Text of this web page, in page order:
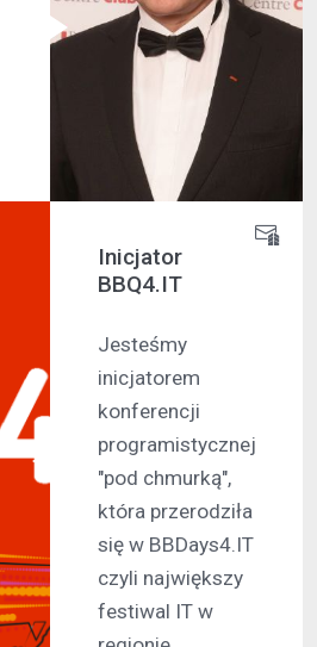
Inicjator
BBQ4.IT
Jesteśmy
inicjatorem
konferencji
programistycznej
"pod chmurką",
która przerodziła
się w BBDays4.IT
czyli największy
festiwal IT w